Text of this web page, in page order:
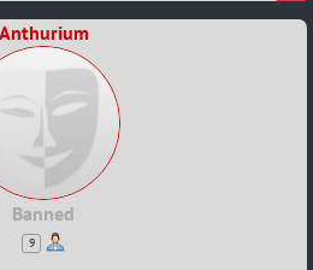
Anthurium
Banned
9